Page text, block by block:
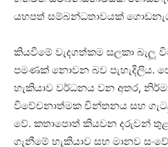
යහපත් සම්බන්ධතාවයක්
කියවීමේ වැදගත්කම සලකා බැලූ
පමණක් නොවන බව පැහැදිලිය.
හැකියාව වර්ධනය වන අතර,
විවේචනාත්මක චින්තනය සහ
වේ. කතාපොත් කියවන දරුවන්
ගැනීමේ හැකියාව සහ මානව